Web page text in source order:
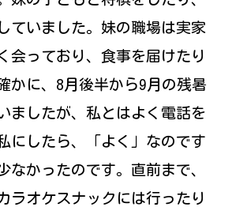
ていました。妹の職場は実家
会っており、食事を届けたり
かに、8月後半から9月の残暑
ましたが、私とはよく電話を
にしたら、「よく」なのです
なかったのです。直前まで、
ラオケスナックには行ったり